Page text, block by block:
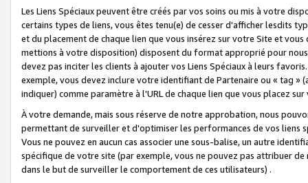
Les Liens Spéciaux peuvent être créés par vos soins ou mis à votre
certains types de liens, vous êtes tenu(e) de cesser d'afficher lesdits
et du placement de chaque lien que vous insérez sur votre Site et
mettions à votre disposition) disposent du format approprié pour
devez pas inciter les clients à ajouter vos Liens Spéciaux à leurs
exemple, vous devez inclure votre identifiant de Partenaire ou « tag
indiquer) comme paramètre à l'URL de chaque lien que vous placez
À votre demande, mais sous réserve de notre approbation, nous
permettant de surveiller et d'optimiser les performances de vos liens
Vous ne pouvez en aucun cas associer une sous-balise, un autre
spécifique de votre site (par exemple, vous ne pouvez pas attribuer
dans le but de surveiller le comportement de ces utilisateurs) .